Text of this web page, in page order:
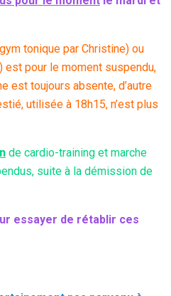
tonique par Christine) ou
est pour le moment suspendu,
est toujours absente, d’autre
utilisée à 18h15, n’est plus
de cardio-training et marche
suite à la démission de
essayer de rétablir ces